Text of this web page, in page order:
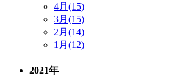
4月(15)
3月(15)
2月(14)
1月(12)
2021年